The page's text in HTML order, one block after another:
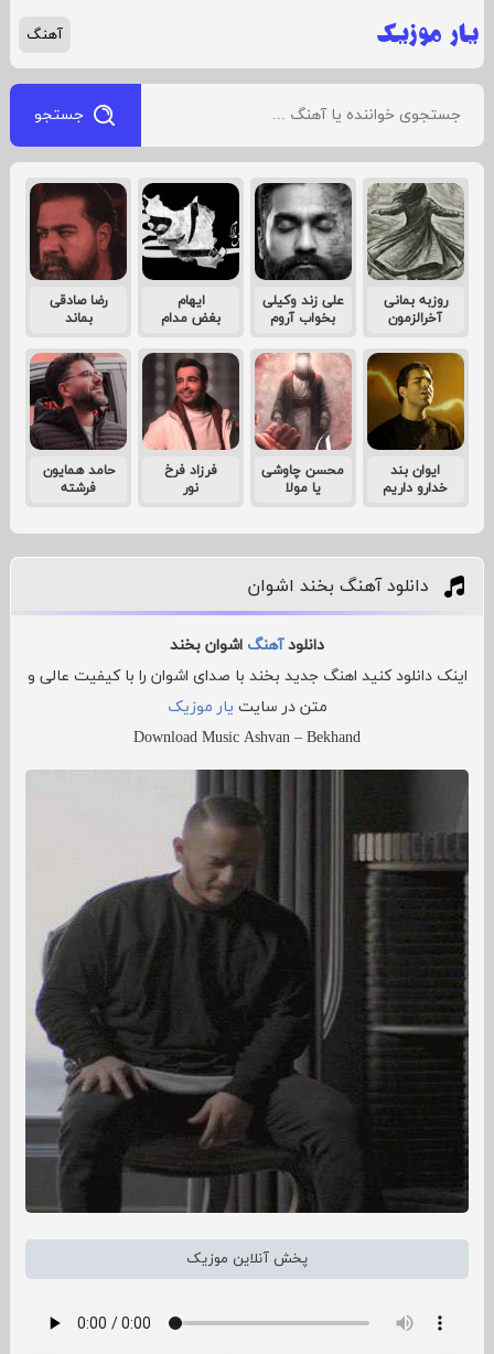
آهنگ
جستجو
روزبه بمانی
آخرالزمون
علی زند وکیلی
بخواب آروم
ایهام
بغض مدام
رضا صادقی
بماند
ایوان بند
خدارو داریم
محسن چاوشی
یا مولا
فرزاد فرخ
نور
حامد همایون
فرشته
دانلود آهنگ بخند اشوان
دانلودآهنگ اشوان بخند
اینک دانلود کنید اهنگ جدید بخند با صدای اشوان را با کیفیت عالی و
متن در سایت یار موزیک
Download Music Ashvan – Bekhand
پخش آنلاین موزیک